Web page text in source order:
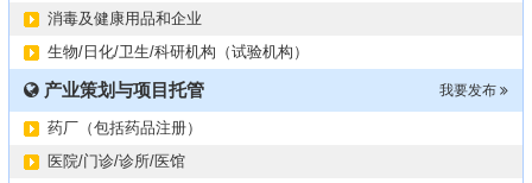
消毒及健康用品和企业
生物/日化/卫生/科研机构（试验机构）
我要发布
产业策划与项目托管
药厂（包括药品注册）
医院/门诊/诊所/医馆